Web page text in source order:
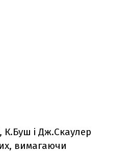
К.Буш і Дж.Скаулер
вимагаючи